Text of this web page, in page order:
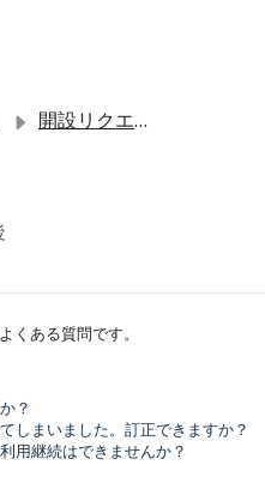
開設リクエストのヘルプ
くある質問です。
？
しまいました。訂正できますか？
用継続はできませんか？